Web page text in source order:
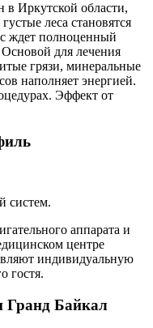
в Иркутской области,
леса становятся
ждет полноценный
для лечения
грязи, минеральные
наполняет энергией.
Эффект от
систем.
аппарата и
центре
индивидуальную
гостя.
Гранд Байкал